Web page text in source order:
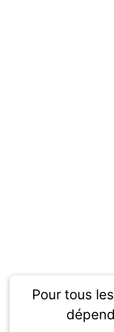
Pour tous